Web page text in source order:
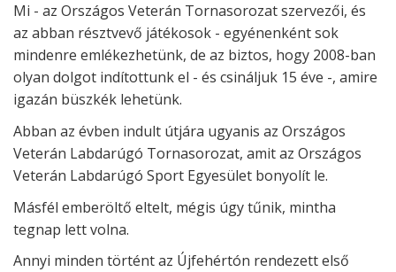
Mi - az Országos Veterán Tornasorozat szervezői, és
az abban résztvevő játékosok - egyénenként sok
mindenre emlékezhetünk, de az biztos, hogy 2008-ban
olyan dolgot indítottunk el - és csináljuk 15 éve -, amire
igazán büszkék lehetünk.
Abban az évben indult útjára ugyanis az Országos
Veterán Labdarúgó Tornasorozat, amit az Országos
Veterán Labdarúgó Sport Egyesület bonyolít le.
Másfél emberöltő eltelt, mégis úgy tűnik, mintha
tegnap lett volna.
Annyi minden történt az Újfehértón rendezett első